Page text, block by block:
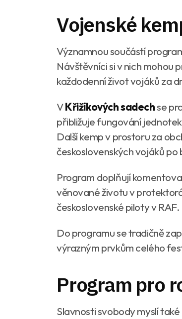
Vojenské
Významnou součástí
Návštěvníci si v nich mohou
každodenní život vojáků za
VKřižíkových sadechse
přibližuje fungování
Další kemp v prostoru za
československých vojáků po
Program doplňují
věnované životu v
československé piloty v RAF.
Do programu se tradičně
výrazným prvkům celého
Program pro
Slavnosti svobody myslí